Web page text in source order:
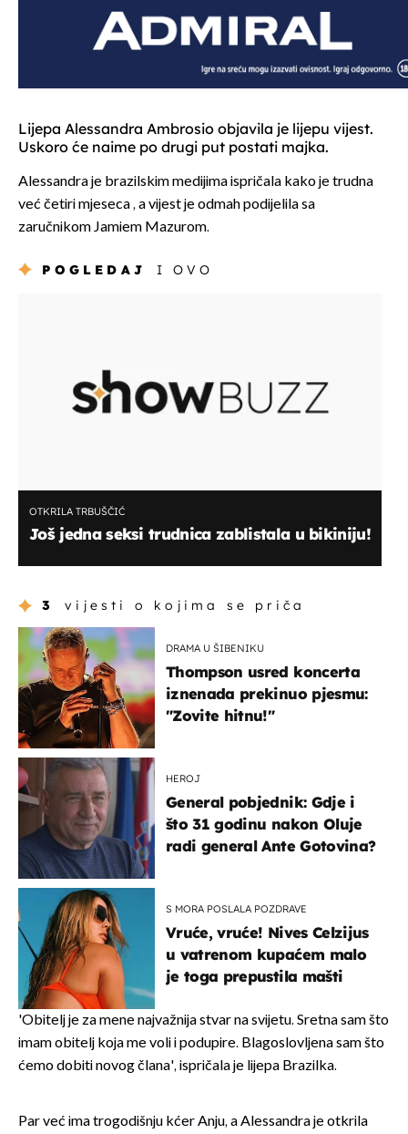
Lijepa Alessandra Ambrosio objavila je lijepu vijest.
Uskoro će naime po drugi put postati majka.
Alessandra je brazilskim medijima ispričala kako je trudna
već četiri mjeseca , a vijest je odmah podijelila sa
zaručnikom Jamiem Mazurom.
POGLEDAJ I OVO
OTKRILA TRBUŠČIĆ
Još jedna seksi trudnica zablistala u bikiniju!
3 vijesti o kojima se priča
DRAMA U ŠIBENIKU
Thompson usred koncerta
iznenada prekinuo pjesmu:
"Zovite hitnu!"
HEROJ
General pobjednik: Gdje i
što 31 godinu nakon Oluje
radi general Ante Gotovina?
S MORA POSLALA POZDRAVE
Vruće, vruće! Nives Celzijus
u vatrenom kupaćem malo
je toga prepustila mašti
'Obitelj je za mene najvažnija stvar na svijetu. Sretna sam što
imam obitelj koja me voli i podupire. Blagoslovljena sam što
ćemo dobiti novog člana', ispričala je lijepa Brazilka.
Par već ima trogodišnju kćer Anju, a Alessandra je otkrila